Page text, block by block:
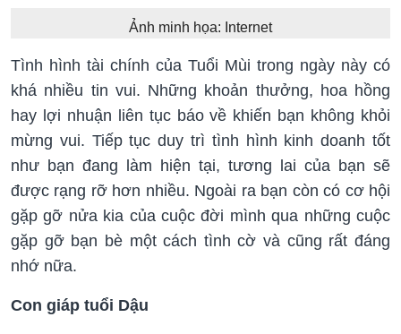
Ảnh minh họa: Internet
Tình hình tài chính của Tuổi Mùi trong ngày này có
khá nhiều tin vui. Những khoản thưởng, hoa hồng
hay lợi nhuận liên tục báo về khiến bạn không khỏi
mừng vui. Tiếp tục duy trì tình hình kinh doanh tốt
như bạn đang làm hiện tại, tương lai của bạn sẽ
được rạng rỡ hơn nhiều. Ngoài ra bạn còn có cơ hội
gặp gỡ nửa kia của cuộc đời mình qua những cuộc
gặp gỡ bạn bè một cách tình cờ và cũng rất đáng
nhớ nữa.
Con giáp tuổi Dậu